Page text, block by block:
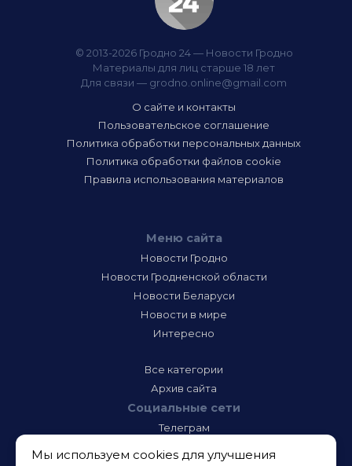
© 2013-2026 Гродно 24 — Новости Гродно
Материалы для лиц старше 18 лет
Для связи — grodno.online@gmail.com
О сайте и контакты
Пользовательское соглашение
Политика обработки персональных данных
Политика обработки файлов cookie
Правила использования материалов
Меню сайта
Новости Гродно
Новости Гродненской области
Новости Беларуси
Новости в мире
Интересно
Все категории
Архив сайта
Социальные сети
Телеграм
Инстаграм
Мы используем cookies для улучшения